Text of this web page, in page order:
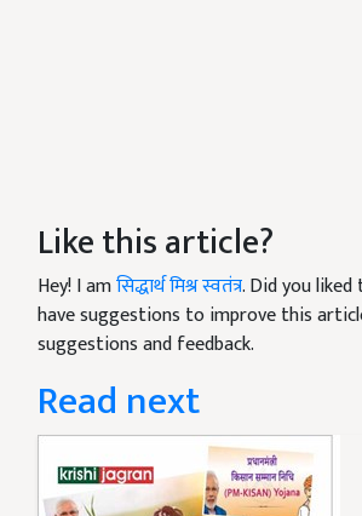
Like this article?
Hey! I amसिद्धार्थ मिश्र स्वतंत्र. Did you
have suggestions to improve this
suggestions and feedback.
Read next